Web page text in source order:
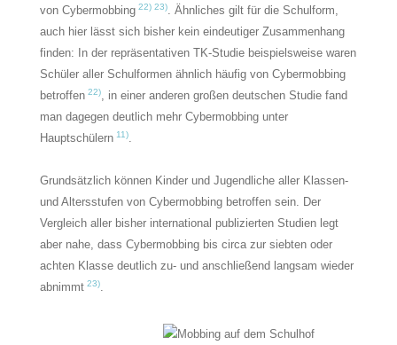
von Cybermobbing 22) 23)
. Ähnliches gilt für die Schulform,
auch hier lässt sich bisher kein eindeutiger Zusammenhang
finden: In der repräsentativen TK-Studie beispielsweise waren
Schüler aller Schulformen ähnlich häufig von Cybermobbing
betroffen 22)
, in einer anderen großen deutschen Studie fand
man dagegen deutlich mehr Cybermobbing unter
Hauptschülern 11)
Grundsätzlich können Kinder und Jugendliche aller Klassen-
und Altersstufen von Cybermobbing betroffen sein. Der
Vergleich aller bisher international publizierten Studien legt
aber nahe, dass Cybermobbing bis circa zur siebten oder
achten Klasse deutlich zu- und anschließend langsam wieder
abnimmt 23)